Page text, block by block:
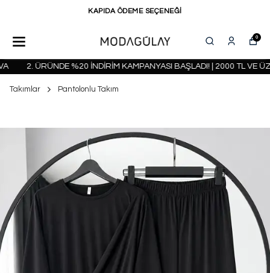
KAPIDA ÖDEME SEÇENEĞİ
0
2. ÜRÜNDE %20 İNDİRİM KAMPANYASI BAŞLADI! | 2000 TL VE
Takımlar Pantolonlu Takım